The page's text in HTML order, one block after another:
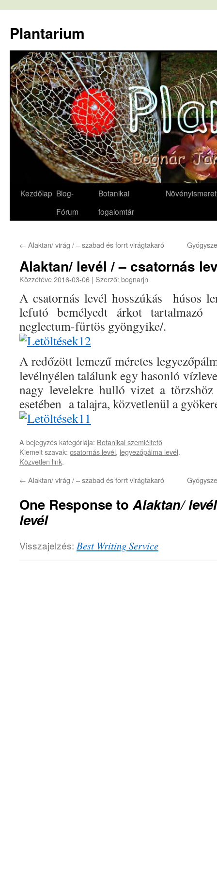
tartalomba
Plantarium
Kezdőlap Blog-
Fórum
Botanikai
fogalomtár
Növényismeret
← Alaktan/ virág / – szabad és forrt virágtakaró
Alaktan/ levél / – csatornás
Közzétéve2016-03-06 | Szerző: bognarjn
A csatornás levél hosszúkás húsos
lefutó bemélyedt árkot
neglectum-fürtös gyöngyike/.
A redőzött lemezű méretes
levélnyélen találunk egy hasonló
nagy levelekre hulló vizet a
esetében a talajra, közvetlenül a
A bejegyzés kategóriája: Botanikai szemléltető
Kiemelt szavak: csatornás levél, legyezőpálma levél.
Közvetlen link.
← Alaktan/ virág / – szabad és forrt virágtakaró
One Response toAlaktan/
levél
Visszajelzés: Best Writing Service